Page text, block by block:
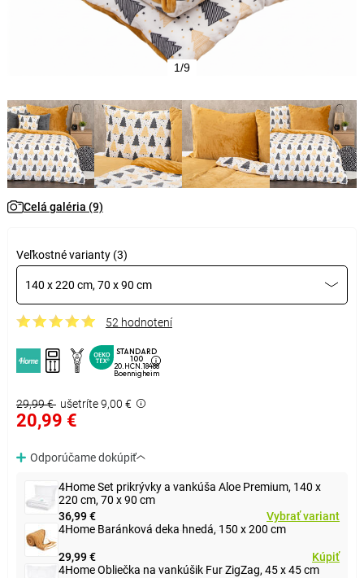
1/9
Celá galéria (9)
Veľkostné varianty (3)
140 x 220 cm, 70 x 90 cm
52 hodnotení
STANDARD
100
20.HCN.18488
Boennigheim
29,99 € ušetríte 9,00 €
20,99 €
Odporúčame dokúpiť
4Home Set prikrývky a vankúša Aloe Premium, 140 x
220 cm, 70 x 90 cm
36,99 €
Vybrať variant
4Home Baránková deka hnedá, 150 x 200 cm
29,99 €
Kúpiť
4Home Obliečka na vankúšik Fur ZigZag, 45 x 45 cm